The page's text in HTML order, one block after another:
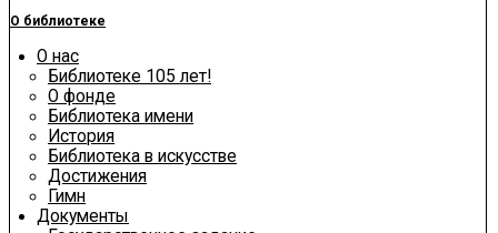
О библиотеке
О нас
Библиотеке 105 лет!
О фонде
Библиотека имени
История
Библиотека в искусстве
Достижения
Гимн
Документы